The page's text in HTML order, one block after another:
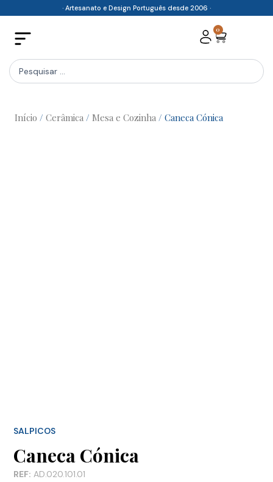
content
· Artesanato e Design Português desde 2006 ·
0
Cart
Search
...
Início / Cerâmica / Mesa e Cozinha / Caneca Cónica
SALPICOS
Caneca Cónica
REF: AD.020.101.01